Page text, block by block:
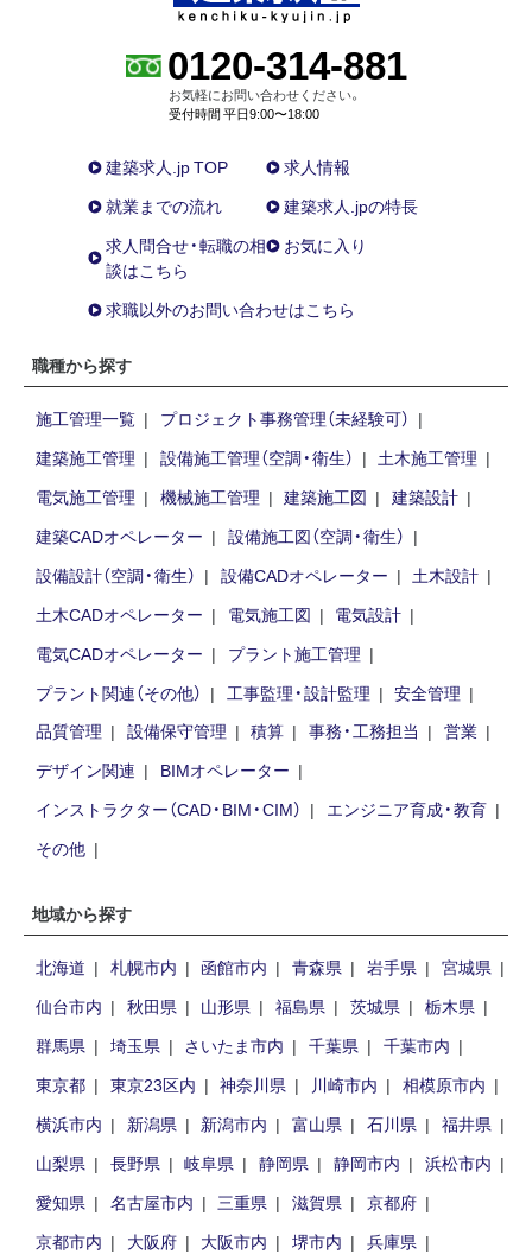
0120-314-881
お気軽にお問い合わせください。
受付時間 平日9:00〜18:00
建築求人.jp TOP
求人情報
就業までの流れ
建築求人.jpの特長
求人問合せ・転職の相
談はこちら
お気に入り
求職以外のお問い合わせはこちら
職種から探す
施工管理一覧
プロジェクト事務管理（未経験可）
建築施工管理
設備施工管理（空調・衛生）
土木施工管理
電気施工管理
機械施工管理 建築施工図
建築設計
建築CADオペレーター
設備施工図（空調・衛生）
設備設計（空調・衛生）
設備CADオペレーター
土木設計
土木CADオペレーター
電気施工図
電気設計
電気CADオペレーター
プラント施工管理
プラント関連（その他）
工事監理・設計監理
安全管理
品質管理
設備保守管理 積算 事務・工務担当
営業
デザイン関連
BIMオペレーター
インストラクター（CAD・BIM・CIM）
エンジニア育成・教育
その他
地域から探す
北海道 札幌市内 函館市内 青森県 岩手県
宮城県
仙台市内
秋田県 山形県 福島県 茨城県
栃木県
群馬県
埼玉県 さいたま市内 千葉県
千葉市内
東京都
東京23区内 神奈川県 川崎市内
相模原市内
横浜市内
新潟県 新潟市内 富山県 石川県
福井県
山梨県
長野県 岐阜県 静岡県 静岡市内
浜松市内
愛知県
名古屋市内 三重県 滋賀県
京都府
京都市内
大阪府 大阪市内 堺市内
兵庫県